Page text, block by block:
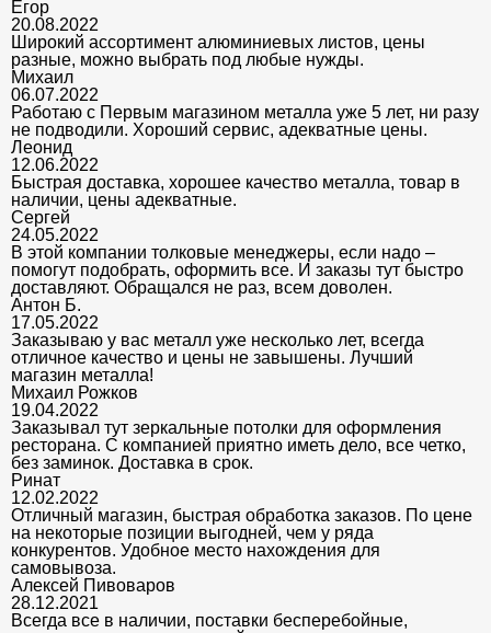
Егор
20.08.2022
Широкий ассортимент алюминиевых листов, цены
разные, можно выбрать под любые нужды.
Михаил
06.07.2022
Работаю с Первым магазином металла уже 5 лет, ни разу
не подводили. Хороший сервис, адекватные цены.
Леонид
12.06.2022
Быстрая доставка, хорошее качество металла, товар в
наличии, цены адекватные.
Сергей
24.05.2022
В этой компании толковые менеджеры, если надо –
помогут подобрать, оформить все. И заказы тут быстро
доставляют. Обращался не раз, всем доволен.
Антон Б.
17.05.2022
Заказываю у вас металл уже несколько лет, всегда
отличное качество и цены не завышены. Лучший
магазин металла!
Михаил Рожков
19.04.2022
Заказывал тут зеркальные потолки для оформления
ресторана. С компанией приятно иметь дело, все четко,
без заминок. Доставка в срок.
Ринат
12.02.2022
Отличный магазин, быстрая обработка заказов. По цене
на некоторые позиции выгодней, чем у ряда
конкурентов. Удобное место нахождения для
самовывоза.
Алексей Пивоваров
28.12.2021
Всегда все в наличии, поставки бесперебойные,